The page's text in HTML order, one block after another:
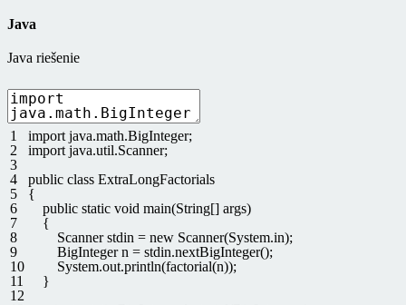
Java
Java riešenie
1
2
3
4
5
6
7
8
9
10
11
12
import java.math.BigInteger;
import java.util.Scanner;
public class ExtraLongFactorials
{
public static void main(String[] args)
{
Scannerstdin = new Scanner(System.in);
BigInteger n = stdin.nextBigInteger();
System.out.println(factorial(n));
}